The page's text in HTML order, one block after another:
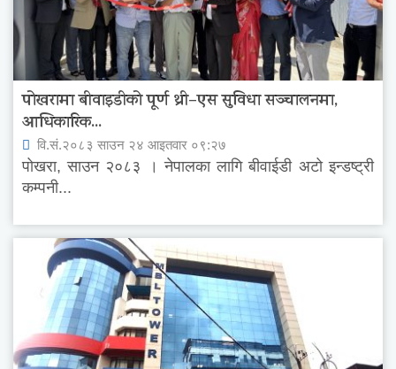
पोखरामा बीवाइडीको पूर्ण थ्री–एस सुविधा सञ्चालनमा,
आधिकारिक...
वि.सं.२०८३ साउन २४ आइतवार ०९:२७
पोखरा, साउन २०८३ । नेपालका लागि बीवाईडी अटो इन्डष्ट्री
कम्पनी...